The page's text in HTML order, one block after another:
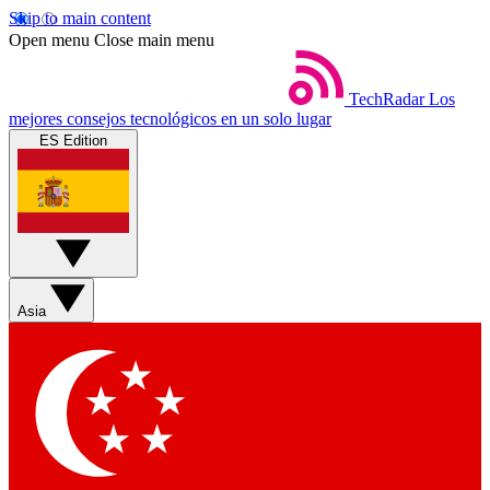
Skip to main content
Open menu Close main menu
TechRadar Los
mejores consejos tecnológicos en un solo lugar
ES Edition
Asia